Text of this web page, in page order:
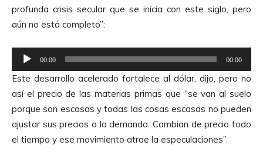
profunda crisis secular que se inicia con este siglo, pero
aún no está completo”:
e
p
r
o
d
u
00:00 00:00
Este desarrollo acelerado fortalece al dólar, dijo, pero no
así el precio de las materias primas que “se van al suelo
porque son escasas y todas las cosas escasas no pueden
ajustar sus precios a la demanda. Cambian de precio todo
el tiempo y ese movimiento atrae la especulaciones”.